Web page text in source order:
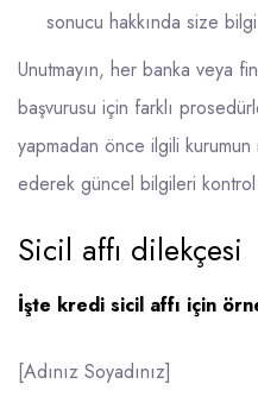
sonucu hakkında size
Unutmayın, her banka veya
başvurusu için farklı
yapmadan önce ilgili
ederek güncel bilgileri
Sicil affı dilekçesi
İşte kredi sicil affı için
[Adınız Soyadınız]